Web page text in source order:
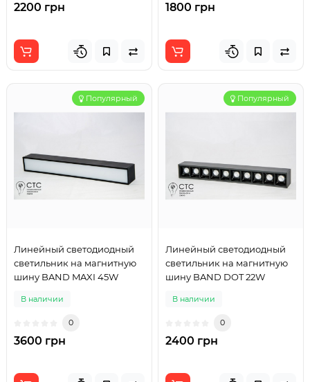
2200 грн 1800 грн
Популярный
Линейный светодиодный
светильник на магнитную
шину BAND MAXI 45W
В наличии
0
3600 грн
Популярный
Линейный светодиодный
светильник на магнитную
шину BAND DOT 22W
В наличии
0
2400 грн